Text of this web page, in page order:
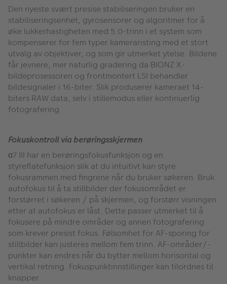
Den nyeste svært presise stabiliseringen bruker en
stabiliseringsenhet, gyrosensorer og algoritmer for å
øke lukkerhastigheten med 5.0-trinn i et system som
kompenserer for fem typer kameraristing med et stort
utvalg av objektiver, og som gir utmerket ytelse. Bildene
får jevnere, mer naturlig gradering da BIONZ X-
bildeprosessoren og frontmontert LSI behandler
bildesignaler i 16-biter. Slik produserer kameraet 14-
biters RAW data, selv i stillemodus eller kontinuerlig
fotografering
Fokuskontroll via berøringsskjermen
α7 III har en berøringsfokusfunksjon og en
styreflatefunksjon slik at du intuitivt kan styre
fokusrammen med fingrene når du bruker søkeren. Bruk
autofokus til å ta stillbilder der fokusområdet er
forstørret i søkeren / på skjermen, og forstørr visningen
etter at autofokus er låst. Dette passer utmerket til å
fokusere på mindre områder og annen fotografering
som krever presist fokus. Følsomhet for AF-sporing for
stillbilder kan justeres mellom fem trinn. AF-områder/-
punkter kan endres når du bytter mellom horisontal og
vertikal retning. Fokuspunktinnstillinger kan tilordnes til
knapper.